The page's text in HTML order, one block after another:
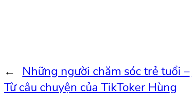
←
Những người chăm sóc trẻ tuổi –
Từ câu chuyện của TikToker Hùng